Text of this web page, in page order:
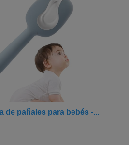
de pañales para bebés -...